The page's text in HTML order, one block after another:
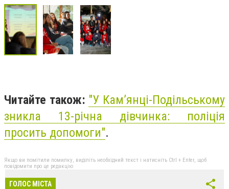
Читайте також: "У Кам’янці-Подільському
зникла 13-річна дівчинка: поліція
просить допомоги".
Якщо ви помітили помилку, виділіть необхідний текст і натисніть Ctrl + Enter, щоб
повідомити про це редакцію
ГОЛОС МІСТА